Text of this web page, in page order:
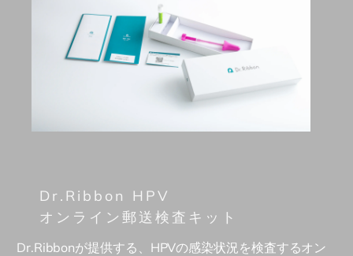
Dr.Ribbon HPV
オンライン郵送検査キット
Dr.Ribbonが提供する、 HPVの感染状況を検査するオン